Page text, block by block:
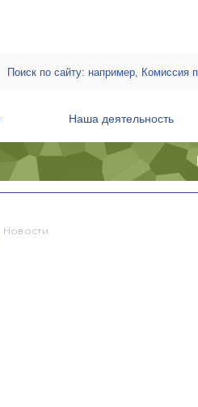
Наша деятельность
Новости